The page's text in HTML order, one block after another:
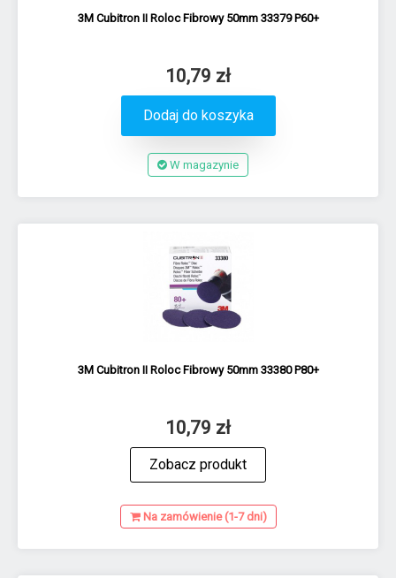
3M Cubitron II Roloc Fibrowy 50mm 33379 P60+
10,79 zł
Dodaj do koszyka
W magazynie
3M Cubitron II Roloc Fibrowy 50mm 33380 P80+
10,79 zł
Zobacz produkt
Na zamówienie (1-7 dni)